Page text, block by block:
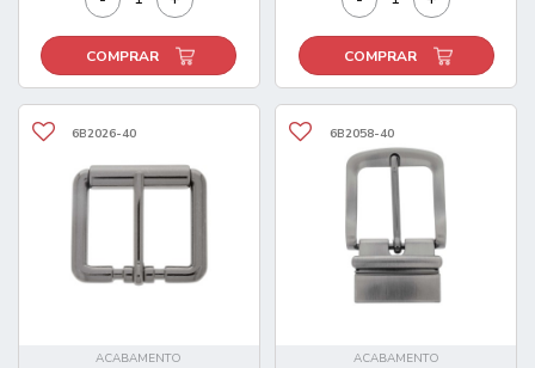
COMPRAR COMPRAR
6B2026-40
ACABAMENTO
6B2058-40
ACABAMENTO